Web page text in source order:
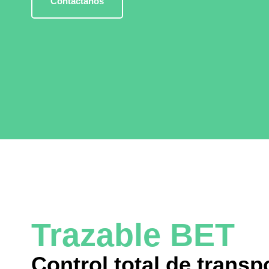
Trazable BET